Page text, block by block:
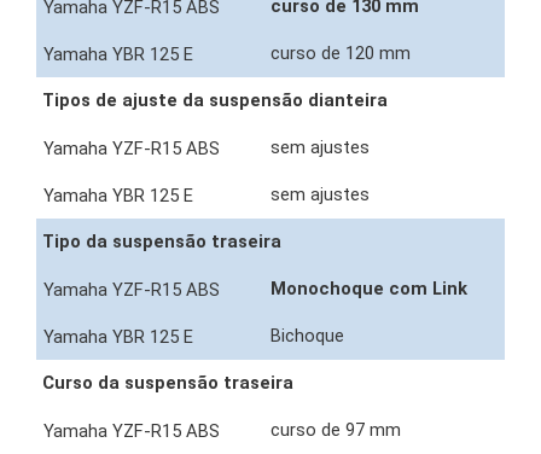
curso de 130 mm
curso de 120 mm
Tipos de ajuste da suspensão dianteira
sem ajustes
sem ajustes
Tipo da suspensão traseira
Monochoque com Link
Bichoque
Curso da suspensão traseira
curso de 97 mm